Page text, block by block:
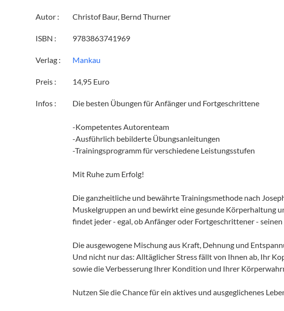
Autor : Christof Baur, Bernd Thurner
ISBN : 9783863741969
Verlag : Mankau
Preis : 14,95 Euro
Infos : Die besten Übungen für Anfänger und Fortgeschrittene
-Kompetentes Autorenteam
-Ausführlich bebilderte Übungsanleitungen
-Trainingsprogramm für verschiedene Leistungsstufen
Mit Ruhe zum Erfolg!
Die ganzheitliche und bewährte Trainingsmethode nach
Muskelgruppen an und bewirkt eine gesunde Körperhaltung
findet jeder - egal, ob Anfänger oder Fortgeschrittener -
Die ausgewogene Mischung aus Kraft, Dehnung und
Und nicht nur das: Alltäglicher Stress fällt von Ihnen ab, Ihr
sowie die Verbesserung Ihrer Kondition und Ihrer
Nutzen Sie die Chance für ein aktives und ausgeglichenes